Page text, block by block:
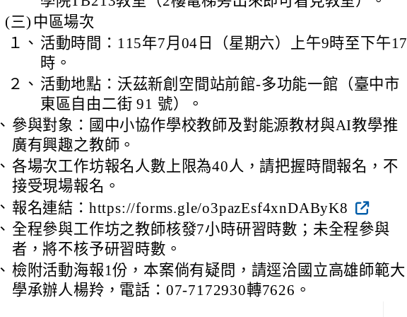
(三) 中區場次
１、 活動時間：115年7月04日（星期六）上午9時至下午17
時。
２、 活動地點：沃茲新創空間站前館-多功能一館（臺中市
東區自由二街 91 號）。
參與對象：國中小協作學校教師及對能源教材與AI教學推
廣有興趣之教師。
各場次工作坊報名人數上限為40人，請把握時間報名，不
接受現場報名。
報名連結：https://forms.gle/o3pazEsf4xnDAByK8
全程參與工作坊之教師核發7小時研習時數；未全程參與
者，將不核予研習時數。
檢附活動海報1份，本案倘有疑問，請逕洽國立高雄師範大
學承辦人楊羚，電話：07-7172930轉7626。